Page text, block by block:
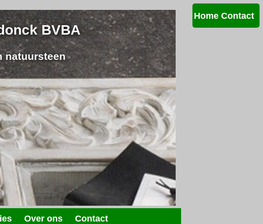
Home Contact
BVBA
natuursteen
Over ons Contact